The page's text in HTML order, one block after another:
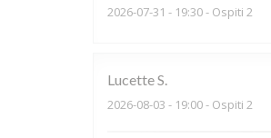
2026-07-31 - 19:30 - Ospiti 2
LucetteS
2026-08-03 - 19:00 - Ospiti 2